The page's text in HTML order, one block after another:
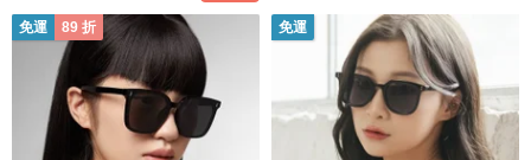
免運 89 折 免運